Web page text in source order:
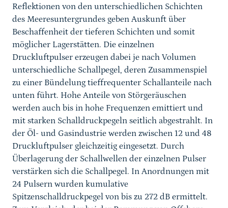
Reflektionen von den unterschiedlichen Schichten
des Meeresuntergrundes geben Auskunft über
Beschaffenheit der tieferen Schichten und somit
möglicher Lagerstätten. Die einzelnen
Druckluftpulser erzeugen dabei je nach Volumen
unterschiedliche Schallpegel, deren Zusammenspiel
zu einer Bündelung tieffrequenter Schallanteile nach
unten führt. Hohe Anteile von Störgeräuschen
werden auch bis in hohe Frequenzen emittiert und
mit starken Schalldruckpegeln seitlich abgestrahlt. In
der Öl- und Gasindustrie werden zwischen 12 und 48
Druckluftpulser gleichzeitig eingesetzt. Durch
Überlagerung der Schallwellen der einzelnen Pulser
verstärken sich die Schallpegel. In Anordnungen mit
24 Pulsern wurden kumulative
Spitzenschalldruckpegel von bis zu 272 dB ermittelt.